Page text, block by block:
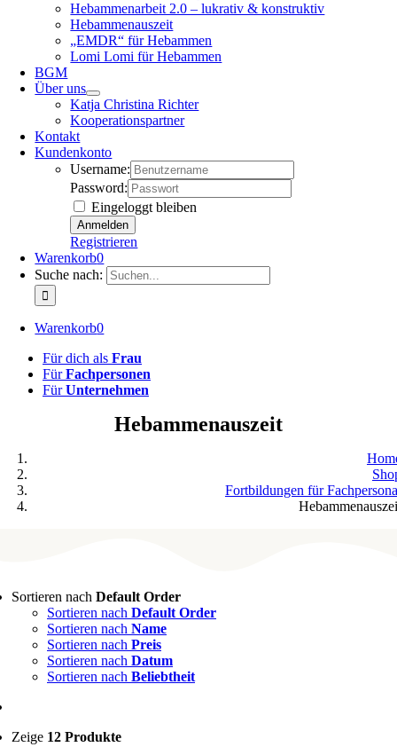
Hebammenarbeit 2.0 – lukrativ & konstruktiv
Hebammenauszeit
„EMDR“ für Hebammen
Lomi Lomi für Hebammen
BGM
Über uns
Katja Christina Richter
Kooperationspartner
Kontakt
Kundenkonto
Username:
Password:
Eingeloggt bleiben
Registrieren
Warenkorb0
Suche nach:
Warenkorb0
Für dich als Frau
FürFachpersonen
FürUnternehmen
Hebammenauszeit
Fortbildungen für
Sortieren nach Default Order
Sortieren nach Default Order
Sortieren nach Name
Sortieren nach Preis
Sortieren nach Datum
Sortieren nach Beliebtheit
Zeige 12 Produkte